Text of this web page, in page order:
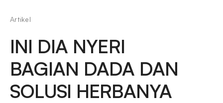
Artikel
INI DIA NYERI
BAGIAN DADA DAN
SOLUSI HERBANYA